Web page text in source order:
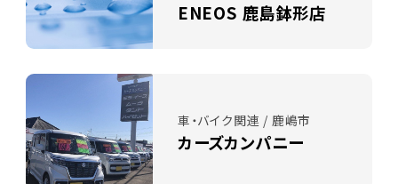
ENEOS 鹿島鉢形店
車・バイク関連 / 鹿嶋市
カーズカンパニー